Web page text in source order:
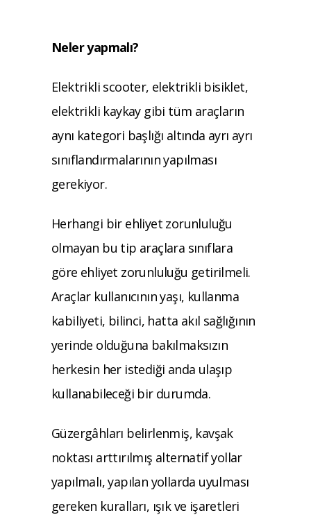
Neler yapmalı?
Elektrikli scooter, elektrikli bisiklet,
elektrikli kaykay gibi tüm araçların
aynı kategori başlığı altında ayrı ayrı
sınıflandırmalarının yapılması
gerekiyor.
Herhangi bir ehliyet zorunluluğu
olmayan bu tip araçlara sınıflara
göre ehliyet zorunluluğu getirilmeli.
Araçlar kullanıcının yaşı, kullanma
kabiliyeti, bilinci, hatta akıl sağlığının
yerinde olduğuna bakılmaksızın
herkesin her istediği anda ulaşıp
kullanabileceği bir durumda.
Güzergâhları belirlenmiş, kavşak
noktası arttırılmış alternatif yollar
yapılmalı, yapılan yollarda uyulması
gereken kuralları, ışık ve işaretleri